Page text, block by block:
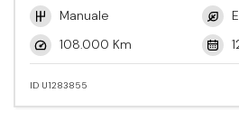
Manuale
108.000 Km
ID U1283855